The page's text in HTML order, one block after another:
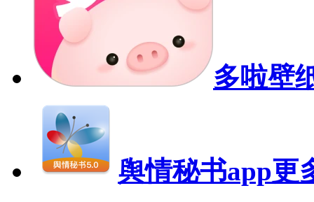
多啦壁
舆情秘书app更